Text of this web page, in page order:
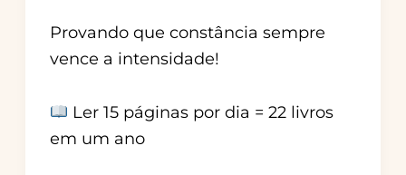
Provando que constância sempre
vence a intensidade!
Ler 15 páginas por dia = 22 livros
em um ano